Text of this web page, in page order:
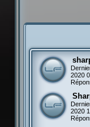
2020
2020